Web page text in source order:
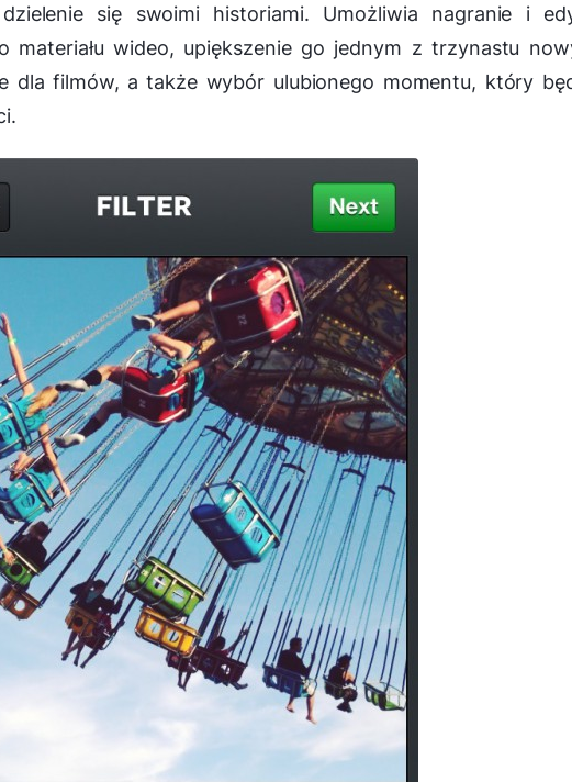
się swoimi historiami. Umożliwia nagranie i
materiału wideo, upiększenie go jednym z trzynastu
dla filmów, a także wybór ulubionego momentu, który